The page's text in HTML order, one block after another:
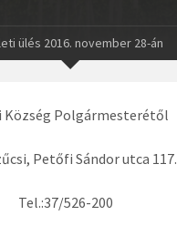
ülés 2016. november 28-án
Község Polgármesterétől
Petőfi Sándor utca 117.
Tel.:37/526-200